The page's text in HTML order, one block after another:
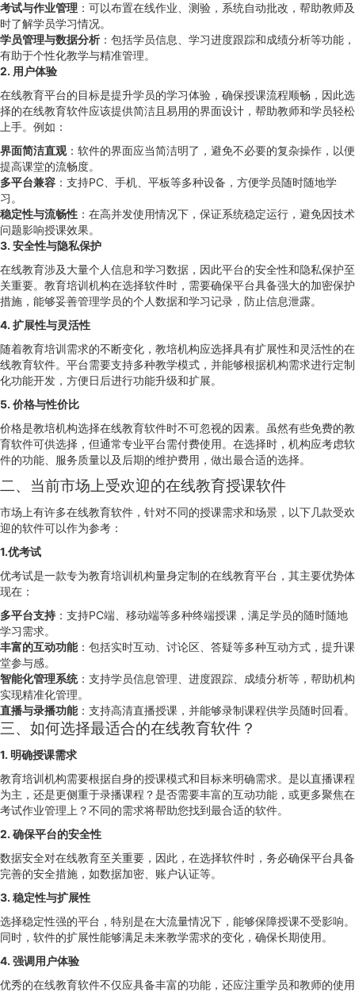
考试与作业管理 ：可以布置在线作业、测验，系统自动批改，帮助教师及
时了解学员学习情况。
学员管理与数据分析 ：包括学员信息、学习进度跟踪和成绩分析等功能，
有助于个性化教学与精准管理。
2. 用户体验
在线教育平台的目标是提升学员的学习体验，确保授课流程顺畅，因此选
择的在线教育软件应该提供简洁且易用的界面设计，帮助教师和学员轻松
上手。例如：
界面简洁直观：软件的界面应当简洁明了，避免不必要的复杂操作，以便
提高课堂的流畅度。
多平台兼容 ：支持PC、手机、平板等多种设备，方便学员随时随地学
习。
稳定性与流畅性 ：在高并发使用情况下，保证系统稳定运行，避免因技术
问题影响授课效果。
3. 安全性与隐私保护
在线教育涉及大量个人信息和学习数据，因此平台的安全性和隐私保护至
关重要。教育培训机构在选择软件时，需要确保平台具备强大的加密保护
措施，能够妥善管理学员的个人数据和学习记录，防止信息泄露。
4. 扩展性与灵活性
随着教育培训需求的不断变化，教培机构应选择具有扩展性和灵活性的在
线教育软件。平台需要支持多种教学模式，并能够根据机构需求进行定制
化功能开发，方便日后进行功能升级和扩展。
5. 价格与性价比
价格是教培机构选择在线教育软件时不可忽视的因素。虽然有些免费的教
育软件可供选择，但通常专业平台需付费使用。在选择时，机构应考虑软
件的功能、服务质量以及后期的维护费用，做出最合适的选择。
二、当前市场上受欢迎的在线教育授课软件
市场上有许多在线教育软件，针对不同的授课需求和场景，以下几款受欢
迎的软件可以作为参考：
1.优考试
优考试是一款专为教育培训机构量身定制的在线教育平台，其主要优势体
现在：
多平台支持 ：支持PC端、移动端等多种终端授课，满足学员的随时随地
学习需求。
丰富的互动功能：包括实时互动、讨论区、答疑等多种互动方式，提升课
堂参与感。
智能化管理系统：支持学员信息管理、进度跟踪、成绩分析等，帮助机构
实现精准化管理。
直播与录播功能：支持高清直播授课，并能够录制课程供学员随时回看。
三、如何选择最适合的在线教育软件？
1. 明确授课需求
教育培训机构需要根据自身的授课模式和目标来明确需求。是以直播课程
为主，还是更侧重于录播课程？是否需要丰富的互动功能，或更多聚焦在
考试作业管理上？不同的需求将帮助您找到最合适的软件。
2. 确保平台的安全性
数据安全对在线教育至关重要，因此，在选择软件时，务必确保平台具备
完善的安全措施，如数据加密、账户认证等。
3. 稳定性与扩展性
选择稳定性强的平台，特别是在大流量情况下，能够保障授课不受影响。
同时，软件的扩展性能够满足未来教学需求的变化，确保长期使用。
4. 强调用户体验
优秀的在线教育软件不仅应具备丰富的功能，还应注重学员和教师的使用